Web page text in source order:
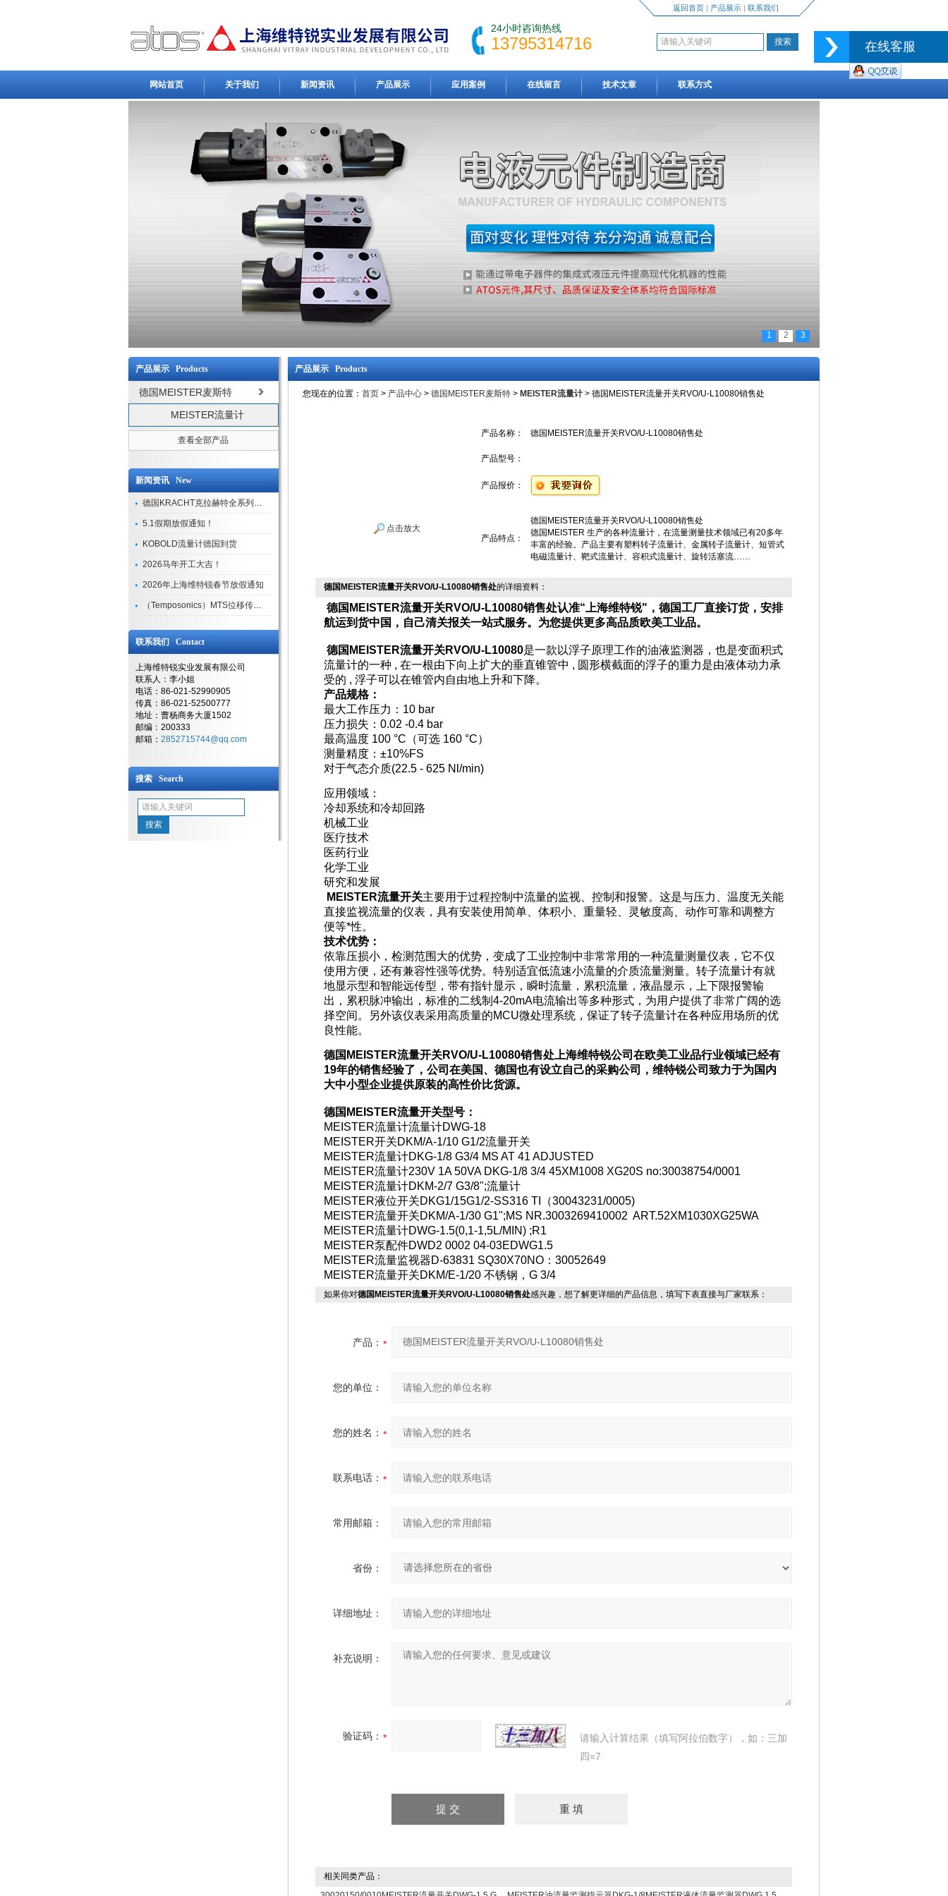
返回首页| 产品展示| 联系我们
24小时咨询热线
13795314716
网站首页 关于我们 新闻资讯 产品展示 应用案例 在线留言 技术文章 联系方式
1 2 3
产品展示 Products
德国MEISTER麦斯特
MEISTER流量计
查看全部产品
新闻资讯 New
德国KRACHT克拉赫特全系列现货库存
5.1假期放假通知！
KOBOLD流量计德国到货
2026马年开工大吉！
2026年上海维特锐春节放假通知
（Temposonics）MTS位移传感器现货库存型号
联系我们 Contact
上海维特锐实业发展有限公司
联系人：李小姐
电话：86-021-52990905
传真：86-021-52500777
地址：曹杨商务大厦1502
邮编：200333
邮箱： 2852715744@qq.com
搜索 Search
产品展示 Products
您现在的位置： 首页 > 产品中心 > 德国MEISTER麦斯特 > MEISTER流量计 > 德国MEISTER流量开关RVO/U-L10080销售处
点击放大
产品名称： 德国MEISTER流量开关RVO/U-L10080销售处
产品型号：
产品报价：
产品特点：
德国MEISTER流量开关RVO/U-L10080销售处
德国MEISTER 生产的各种流量计，在流量测量技术领域已有20多年
丰富的经验。产品主要有塑料转子流量计、金属转子流量计、短管式
电磁流量计、靶式流量计、容积式流量计、旋转活塞流……
德国MEISTER流量开关RVO/U-L10080销售处的详细资料：
德国MEISTER流量开关RVO/U-L10080销售处认准“上海维特锐"，德国工厂直接订货，安排
航运到货中国，自己清关报关一站式服务。为您提供更多高品质欧美工业品。
德国MEISTER流量开关RVO/U-L10080是一款以浮子原理工作的油液监测器，也是变面积式
流量计的一种 , 在一根由下向上扩大的垂直锥管中 , 圆形横截面的浮子的重力是由液体动力承
受的 , 浮子可以在锥管内自由地上升和下降。
产品规格：
最大工作压力：10 bar
压力损失：0.02 -0.4 bar
最高温度 100 °C（可选 160 °C）
测量精度：±10%FS
对于气态介质(22.5 - 625 Nl/min)
应用领域：
冷却系统和冷却回路
机械工业
医疗技术
医药行业
化学工业
研究和发展
MEISTER流量开关主要用于过程控制中流量的监视、控制和报警。这是与压力、温度无关能
直接监视流量的仪表，具有安装使用简单、体积小、重量轻、灵敏度高、动作可靠和调整方
便等*性。
技术优势：
依靠压损小，检测范围大的优势，变成了工业控制中非常常用的一种流量测量仪表，它不仅
使用方便，还有兼容性强等优势。特别适宜低流速小流量的介质流量测量。转子流量计有就
地显示型和智能远传型，带有指针显示，瞬时流量，累积流量，液晶显示，上下限报警输
出，累积脉冲输出，标准的二线制4-20mA电流输出等多种形式，为用户提供了非常广阔的选
择空间。另外该仪表采用高质量的MCU微处理系统，保证了转子流量计在各种应用场所的优
良性能。
德国MEISTER流量开关RVO/U-L10080销售处上海维特锐公司在欧美工业品行业领域已经有
19年的销售经验了，公司在美国、德国也有设立自己的采购公司，维特锐公司致力于为国内
大中小型企业提供原装的高性价比货源。
德国MEISTER流量开关型号：
MEISTER流量计流量计DWG-18
MEISTER开关DKM/A-1/10 G1/2流量开关
MEISTER流量计DKG-1/8 G3/4 MS AT 41 ADJUSTED
MEISTER流量计230V 1A 50VA DKG-1/8 3/4 45XM1008 XG20S no:30038754/0001
MEISTER流量计DKM-2/7 G3/8";流量计
MEISTER液位开关DKG1/15G1/2-SS316 TI（30043231/0005)
MEISTER流量开关DKM/A-1/30 G1";MS NR.3003269410002 ART.52XM1030XG25WA
MEISTER流量计DWG-1.5(0,1-1,5L/MIN) ;R1
MEISTER泵配件DWD2 0002 04-03EDWG1.5
MEISTER流量监视器D-63831 SQ30X70NO：30052649
MEISTER流量开关DKM/E-1/20 不锈钢，G 3/4
如果你对德国MEISTER流量开关RVO/U-L10080销售处感兴趣，想了解更详细的产品信息，填写下表直接与厂家联系：
产品：
您的单位：
您的姓名：
联系电话：
常用邮箱：
省份：
详细地址：
补充说明：
验证码：
请输入计算结果（填写阿拉伯数字），如：三加
四=7
相关同类产品：
在线客服